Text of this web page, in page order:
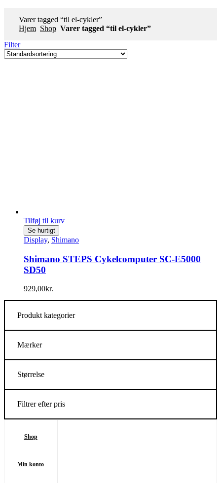
Varer tagged “til el-cykler”
Hjem Shop Varer tagged “til el-cykler”
Filter
Tilføj til kurv
Se hurtigt
Display, Shimano
Shimano STEPS Cykelcomputer SC-E5000
SD50
929,00kr.
Produkt kategorier
Mærker
Størrelse
Filtrer efter pris
Shop
Min konto